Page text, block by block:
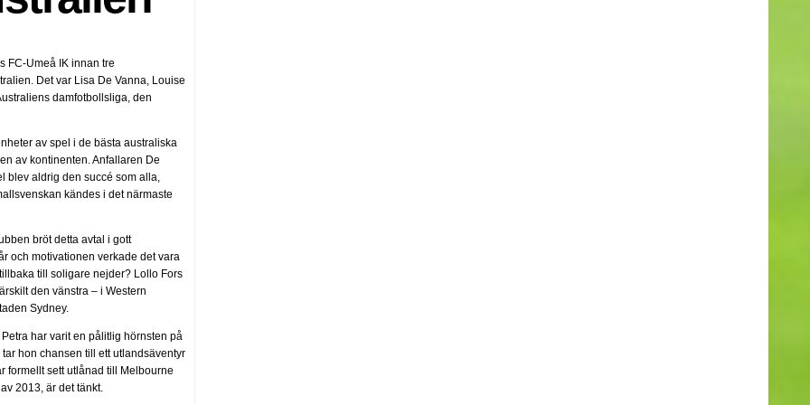
FC-Umeå IK innan tre
Det var Lisa De Vanna, Louise
damfotbollsliga, den
av spel i de bästa australiska
av kontinenten. Anfallaren De
blev aldrig den succé som alla,
kändes i det närmaste
bröt detta avtal i gott
och motivationen verkade det vara
till soligare nejder? Lollo Fors
den vänstra – i Western
Sydney.
har varit en pålitlig hörnsten på
hon chansen till ett utlandsäventyr
formellt sett utlånad till Melbourne
2013, är det tänkt.